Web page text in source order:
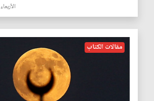
الأربعاء 04 كانون الأول 2024
مقالات الكتاب